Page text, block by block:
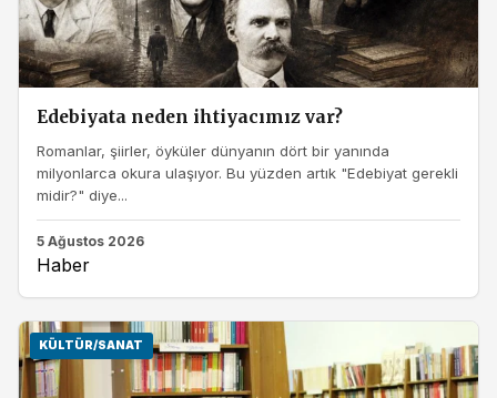
Edebiyata neden ihtiyacımız var?
Romanlar, şiirler, öyküler dünyanın dört bir yanında
milyonlarca okura ulaşıyor. Bu yüzden artık "Edebiyat gerekli
midir?" diye...
5 Ağustos 2026
Haber
KÜLTÜR/SANAT